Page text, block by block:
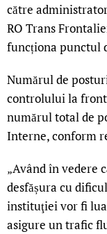
către
RO Trans
funcționa punctul
Numărul de
controlului la
numărul total de
Interne, conform
„Având în vedere
desfășura cu
instituţiei vor fi
asigure un trafic